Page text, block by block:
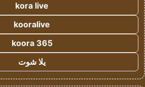
kora live
kooralive
koora 365
يلا شوت